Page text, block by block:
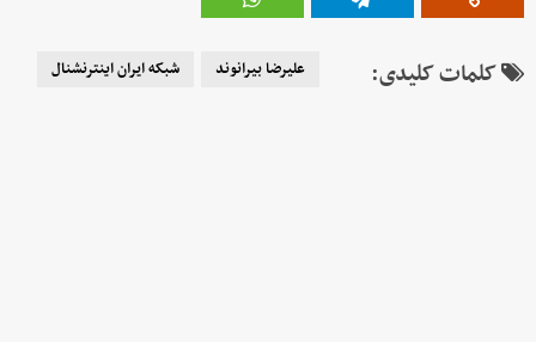
کلمات کلیدی: علیرضا بیرانوند شبکه ایران اینترنشنال